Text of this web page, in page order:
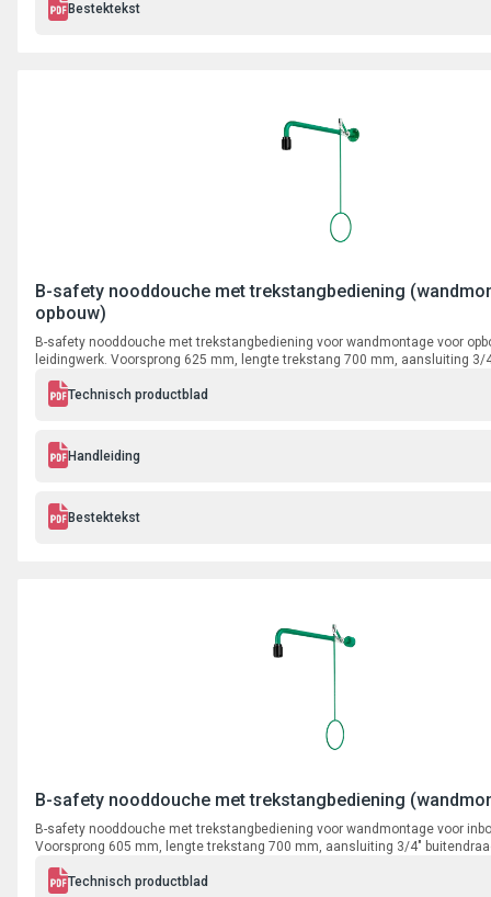
Bestektekst
B-safety nooddouche met trekstangbediening
opbouw)
B-safety nooddouche met trekstangbediening voor wandmontage voor
leidingwerk. Voorsprong 625 mm, lengte trekstang 700 mm, aansluiting 3/
Technisch productblad
Handleiding
Bestektekst
B-safety nooddouche met trekstangbediening
B-safety nooddouche met trekstangbediening voor wandmontage voor
Voorsprong 605 mm, lengte trekstang 700 mm, aansluiting 3/4"
Technisch productblad